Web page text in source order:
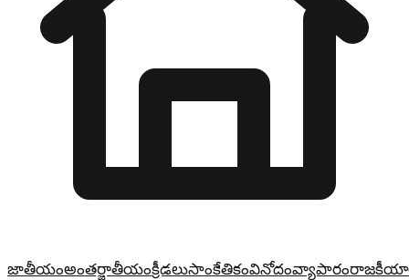
జాతీయంఅంతర్జాతీయంక్రీడలుసాంకేతికంవినోదంవ్యాపారం